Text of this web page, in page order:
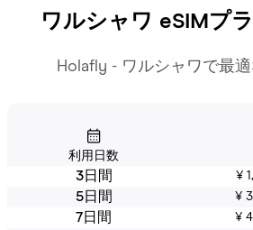
ワルシャワ eSIMプ
Holafly - ワルシャワで最適
利用日数
3日間 ¥
5日間 ¥
7日間 ¥